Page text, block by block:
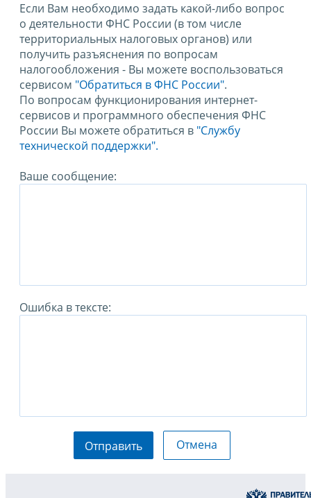
Если Вам необходимо задать какой-либо вопрос
о деятельности ФНС России (в том числе
территориальных налоговых органов) или
получить разъяснения по вопросам
налогообложения - Вы можете воспользоваться
сервисом "Обратиться в ФНС России".
По вопросам функционирования интернет-
сервисов и программного обеспечения ФНС
России Вы можете обратиться в "Службу
технической поддержки".
Ваше сообщение:
Ошибка в тексте:
Отправить Отмена